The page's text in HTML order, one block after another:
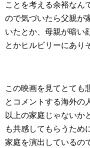
ことを考える余裕なん
ので気づいたら父親が
いたとか、母親が暗い
とかヒルビリーにあり
この映画を見てとても
とコメントする海外の
以上の家庭じゃないか
も共感してもらうため
家庭を演出しているの